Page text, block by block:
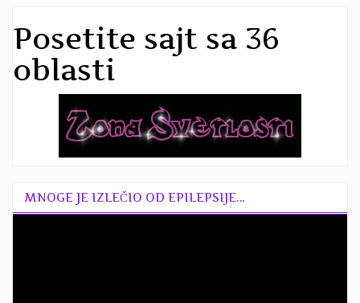
Posetite sajt sa 36
oblasti
MNOGE JE IZLEČIO OD EPILEPSIJE…